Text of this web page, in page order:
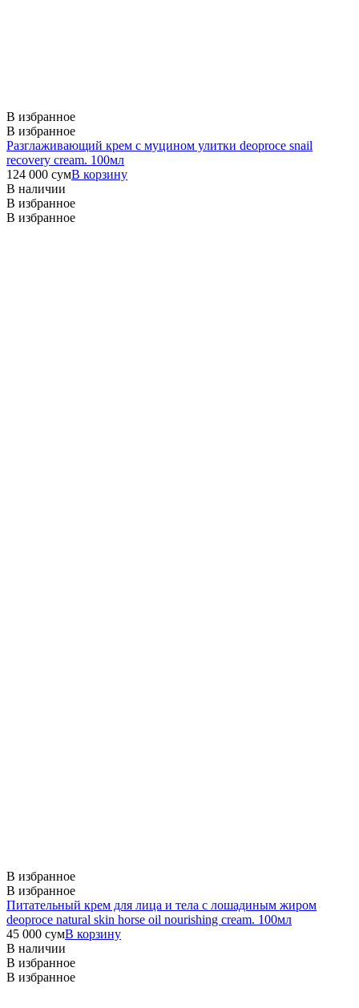
В избранное
В избранное
Разглаживающий крем с муцином улитки deoproce snail
recovery cream. 100мл
124 000 сумВ корзину
В наличии
В избранное
В избранное
В избранное
В избранное
Питательный крем для лица и тела с лошадиным жиром
deoproce natural skin horse oil nourishing cream. 100мл
45 000 сумВ корзину
В наличии
В избранное
В избранное